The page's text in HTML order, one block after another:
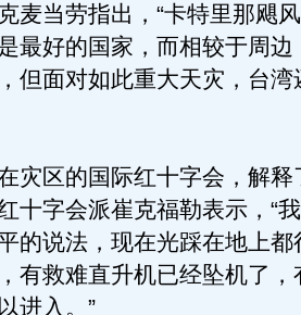
麦当劳指出，“卡特里那飓
最好的国家，而相较于周边
但面对如此重大天灾，台湾
区的国际红十字会，解释
十字会派崔克福勒表示，“
的说法，现在光踩在地上都
有救难直升机已经坠机了，
进入。”